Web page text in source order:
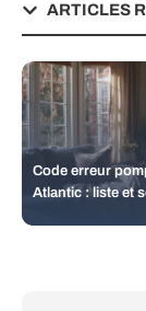
ARTICLES
Code erreur
Atlantic : liste et